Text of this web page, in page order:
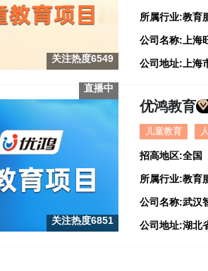
关注热度6549
所属行业:教育
公司名称:上海
关注热度6851
直播中
优鸿教育
儿童教育
招高地区:全国
所属行业:教育
公司名称:武汉